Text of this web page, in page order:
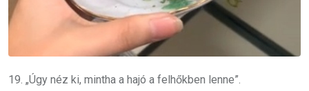
19. „Úgy néz ki, mintha a hajó a felhőkben lenne”.